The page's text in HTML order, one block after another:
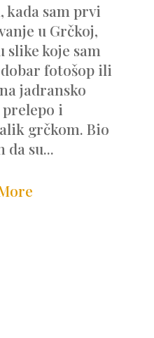
kada sam prvi
u Grčkoj,
slike koje sam
fotošop ili
jadransko
i
grčkom. Bio
da su...